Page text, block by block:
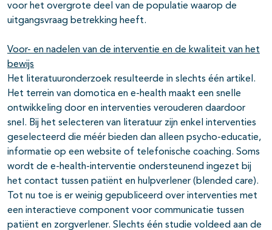
voor het overgrote deel van de populatie waarop de
uitgangsvraag betrekking heeft.
Voor- en nadelen van de interventie en de kwaliteit van het
bewijs
Het literatuuronderzoek resulteerde in slechts één artikel.
Het terrein van domotica en e-health maakt een snelle
ontwikkeling door en interventies verouderen daardoor
snel. Bij het selecteren van literatuur zijn enkel interventies
geselecteerd die méér bieden dan alleen psycho-educatie,
informatie op een website of telefonische coaching. Soms
wordt de e-health-interventie ondersteunend ingezet bij
het contact tussen patiënt en hulpverlener (blended care).
Tot nu toe is er weinig gepubliceerd over interventies met
een interactieve component voor communicatie tussen
patiënt en zorgverlener. Slechts één studie voldeed aan de